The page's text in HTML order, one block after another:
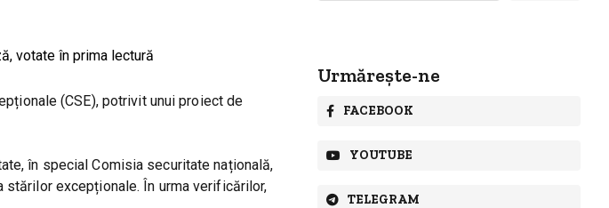
(CSE), potrivit unui proiect de
în special Comisia securitate națională,
excepționale. În urma verificărilor,
Urmărește-ne
FACEBOOK
YOUTUBE
TELEGRAM